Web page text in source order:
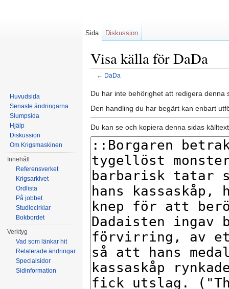
Visa källa för DaDa
← DaDa
Du har inte behörighet att redigera denna
Den handling du har begärt kan enbart
Du kan se och kopiera denna sidas
Sida Diskussion
Huvudsida
Senaste ändringarna
Slumpsida
Hjälp
Diskussion
Om Krigsmaskinen
Innehåll
Referensverket
Krigsarkivet
Ordlista
På jobbet
Studiecirklar
Bokbordet
Verktyg
Vad som länkar hit
Relaterade ändringar
Specialsidor
Sidinformation